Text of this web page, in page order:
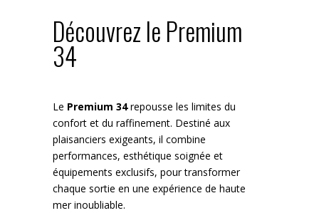
Découvrez le Premium
34
Le Premium 34repousse les limites du
confort et du raffinement. Destiné aux
plaisanciers exigeants, il combine
performances, esthétique soignée et
équipements exclusifs, pour transformer
chaque sortie en une expérience de haute
mer inoubliable.